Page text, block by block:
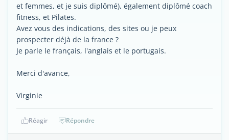
et femmes, et je suis diplômé), également diplômé coach
fitness, et Pilates.
Avez vous des indications, des sites ou je peux
prospecter déjà de la france ?
Je parle le français, l'anglais et le portugais.
Merci d'avance,
Virginie
Réagir Répondre